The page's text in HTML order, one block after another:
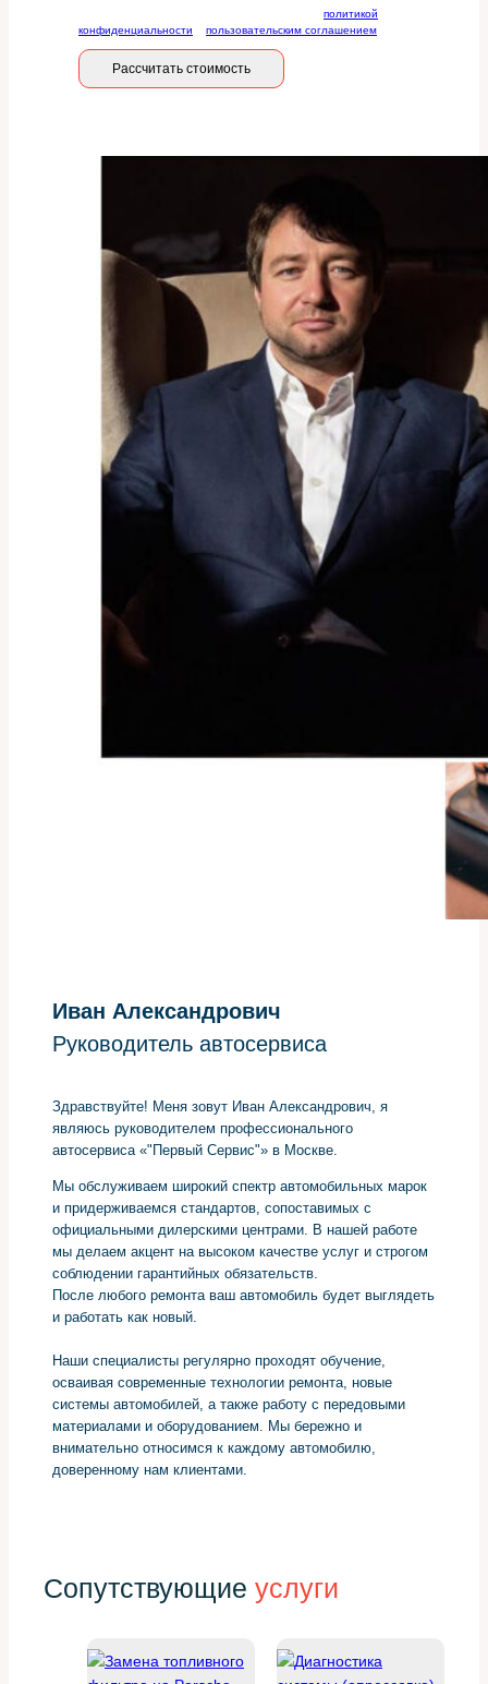
политикой
конфиденциальности
пользовательским соглашением
Рассчитать стоимость
Иван Александрович
Руководитель автосервиса
Здравствуйте! Меня зовут Иван Александрович, я
являюсь руководителем профессионального
автосервиса «"Первый Сервис"» в Москве.
Мы обслуживаем широкий спектр автомобильных марок
и придерживаемся стандартов, сопоставимых с
официальными дилерскими центрами. В нашей работе
мы делаем акцент на высоком качестве услуг и строгом
соблюдении гарантийных обязательств.
После любого ремонта ваш автомобиль будет выглядеть
и работать как новый.
Наши специалисты регулярно проходят обучение,
осваивая современные технологии ремонта, новые
системы автомобилей, а также работу с передовыми
материалами и оборудованием. Мы бережно и
внимательно относимся к каждому автомобилю,
доверенному нам клиентами.
Сопутствующие услуги